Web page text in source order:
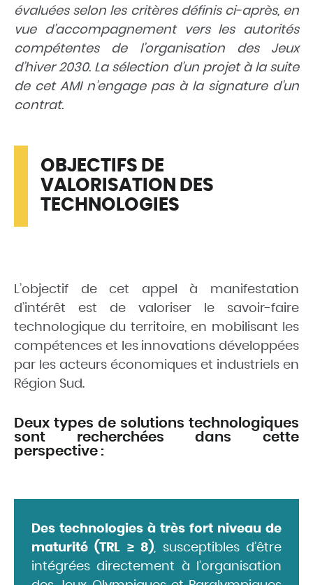
évaluées selon les critères définis ci-après, en
vue d’accompagnement vers les autorités
compétentes de l’organisation des Jeux
d’hiver 2030. La sélection d’un projet à la suite
de cet AMI n’engage pas à la signature d’un
contrat.
OBJECTIFS DE
VALORISATION DES
TECHNOLOGIES
L’objectif de cet appel à manifestation
d’intérêt est de valoriser le savoir-faire
technologique du territoire, en mobilisant les
compétences et les innovations développées
par les acteurs économiques et industriels en
Région Sud.
Deux types de solutions technologiques
sont recherchées dans cette
perspective :
Des technologies à très fort niveau de
maturité (TRL ≥ 8), susceptibles d’être
intégrées directement à l’organisation